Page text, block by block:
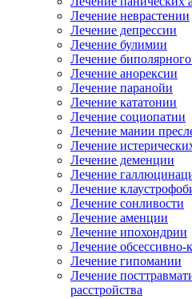
Лечение неврастении
Лечение депрессии
Лечение булимии
Лечение биполярного
Лечение анорексии
Лечение паранойи
Лечение кататонии
Лечение социопатии
Лечение мании
Лечение
Лечение деменции
Лечение
Лечение
Лечение сонливости
Лечение аменции
Лечение ипохондрии
Лечение обсессивно-
Лечение гипомании
Лечение
расстройства